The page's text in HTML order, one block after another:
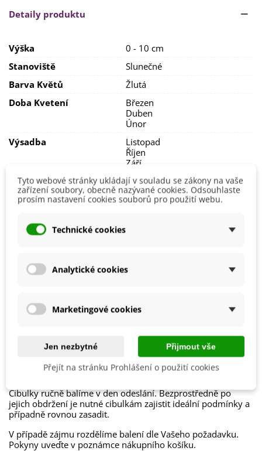
Stanoviště vyberte
milujíplné slunce, ale zvládnou i teploty
Krokusy preferují
lehčí půdu.Vhodné je do ni před
výsadbou zapravit uleželý
kompost
Po odkvětu hlízy
vyjměte z půdy, nechte je
očistěte je a uložte do
tmavé chladné místnosti
je můžeteopět vysadit
Detaily produktu
Výška
0 - 10 cm
Stanoviště
Slunečné
Barva Květů
Žlutá
Doba Kvetení
Březen
Duben
Únor
Výsadba
Listopad
Říjen
Září
Možnosti Pěstování
Venku
Mrazuvzdornost
Ano
Vegetační Doba
Období Výsadby
Podzim
Jak balíme cibulky?
postupem k pěstování
Chceme býtšetrní k přírodě , proto cibuloviny balíme do
papírových recyklovatelných sáčků acibulky stejného
Cibulky ručně balíme v den odeslání. Bezprostředně po
jejich obdržení je nutné cibulkám zajistit ideální podmínky a
případně rovnou zasadit.
V případě zájmu rozdělíme balení dle Vašeho požadavku.
Pokyny uveďte v poznámce nákupního košíku.
Tyto webové stránky ukládají v souladu se zákony na vaše
zařízení soubory, obecně nazývané cookies. Odsouhlaste
prosím nastavení cookies souborů pro použití webu.
Technické cookies
Analytické cookies
Marketingové cookies
Jen nezbytné Přijmout vše
Přejít na stránku Prohlášení o použití cookies